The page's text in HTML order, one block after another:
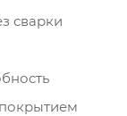
сварки